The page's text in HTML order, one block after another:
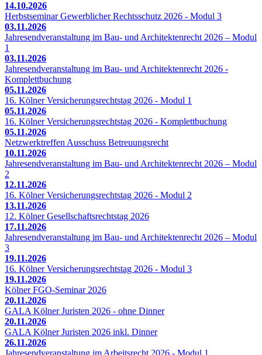
14.10.2026
Herbstseminar Gewerblicher Rechtsschutz 2026 - Modul 3
03.11.2026
Jahresendveranstaltung im Bau- und Architektenrecht 2026 – Modul
1
03.11.2026
Jahresendveranstaltung im Bau- und Architektenrecht 2026 -
Komplettbuchung
05.11.2026
16. Kölner Versicherungsrechtstag 2026 - Modul 1
05.11.2026
16. Kölner Versicherungsrechtstag 2026 - Komplettbuchung
05.11.2026
Netzwerktreffen Ausschuss Betreuungsrecht
10.11.2026
Jahresendveranstaltung im Bau- und Architektenrecht 2026 – Modul
2
12.11.2026
16. Kölner Versicherungsrechtstag 2026 - Modul 2
13.11.2026
12. Kölner Gesellschaftsrechtstag 2026
17.11.2026
Jahresendveranstaltung im Bau- und Architektenrecht 2026 – Modul
3
19.11.2026
16. Kölner Versicherungsrechtstag 2026 - Modul 3
19.11.2026
Kölner FGO-Seminar 2026
20.11.2026
GALA Kölner Juristen 2026 - ohne Dinner
20.11.2026
GALA Kölner Juristen 2026 inkl. Dinner
26.11.2026
Jahresendveranstaltung im Arbeitsrecht 2026 - Modul 1